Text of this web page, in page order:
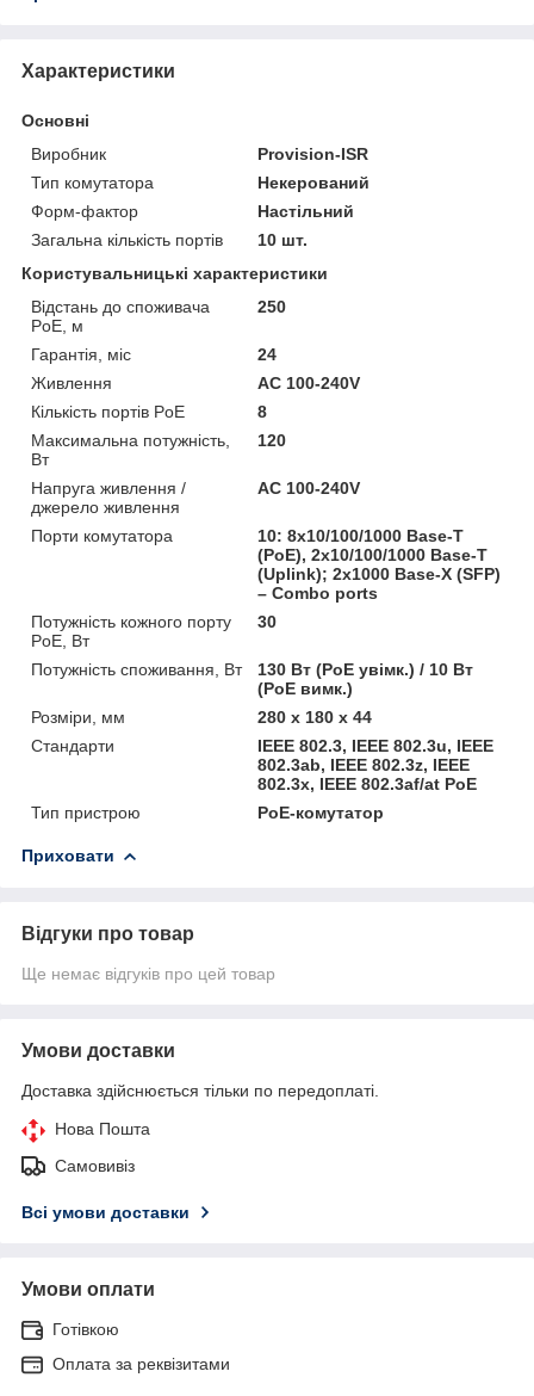
Характеристики
Основні
Виробник
Provision-ISR
Тип комутатора
Некерований
Форм-фактор
Настільний
Загальна кількість портів
10 шт.
Користувальницькі характеристики
Відстань до споживача
PoE, м
250
Гарантія, міс
24
Живлення
AC 100-240V
Кількість портів PoE
8
Максимальна потужність,
Вт
120
Напруга живлення /
джерело живлення
AC 100-240V
Порти комутатора
10: 8x10/100/1000 Base-T
(PoE), 2x10/100/1000 Base-T
(Uplink); 2x1000 Base-X (SFP)
– Combo ports
Потужність кожного порту
PoE, Вт
30
Потужність споживання, Вт
130 Вт (PoE увімк.) / 10 Вт
(PoE вимк.)
Розміри, мм
280 х 180 х 44
Стандарти
IEEE 802.3, IEEE 802.3u, IEEE
802.3ab, IEEE 802.3z, IEEE
802.3x, IEEE 802.3af/at PoE
Тип пристрою
PoE-комутатор
Приховати
Відгуки про товар
Ще немає відгуків про цей товар
Умови доставки
Доставка здійснюється тільки по передоплаті.
Нова Пошта
Самовивіз
Всі умови доставки
Умови оплати
Готівкою
Оплата за реквізитами